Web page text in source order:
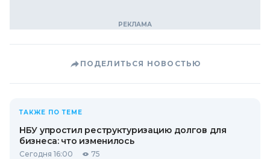
ПОДЕЛИТЬСЯ НОВОСТЬЮ
ТАКЖЕ ПО ТЕМЕ
НБУ упростил реструктуризацию долгов для
бизнеса: что изменилось
Сегодня 16:00 75